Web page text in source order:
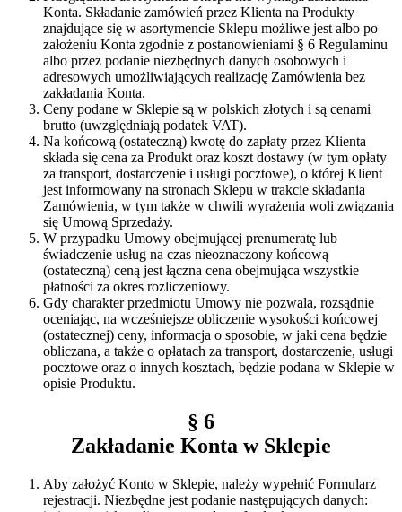
Konta. Składanie zamówień przez Klienta na Produkty
znajdujące się w asortymencie Sklepu możliwe jest albo po
założeniu Konta zgodnie z postanowieniami § 6 Regulaminu
albo przez podanie niezbędnych danych osobowych i
adresowych umożliwiających realizację Zamówienia bez
zakładania Konta.
Ceny podane w Sklepie są w polskich złotych i są cenami
brutto (uwzględniają podatek VAT).
Na końcową (ostateczną) kwotę do zapłaty przez Klienta
składa się cena za Produkt oraz koszt dostawy (w tym opłaty
za transport, dostarczenie i usługi pocztowe), o której Klient
jest informowany na stronach Sklepu w trakcie składania
Zamówienia, w tym także w chwili wyrażenia woli związania
się Umową Sprzedaży.
W przypadku Umowy obejmującej prenumeratę lub
świadczenie usług na czas nieoznaczony końcową
(ostateczną) ceną jest łączna cena obejmująca wszystkie
płatności za okres rozliczeniowy.
Gdy charakter przedmiotu Umowy nie pozwala, rozsądnie
oceniając, na wcześniejsze obliczenie wysokości końcowej
(ostatecznej) ceny, informacja o sposobie, w jaki cena będzie
obliczana, a także o opłatach za transport, dostarczenie, usługi
pocztowe oraz o innych kosztach, będzie podana w Sklepie w
opisie Produktu.
§ 6
Zakładanie Konta w Sklepie
Aby założyć Konto w Sklepie, należy wypełnić Formularz
rejestracji. Niezbędne jest podanie następujących danych: